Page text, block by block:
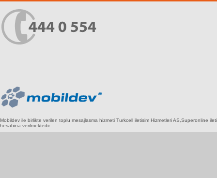
Mobildev ile birlikte verilen toplu mesajlasma hizmeti Turkcell iletisim Hizmetleri AS,Superonline
hesabina verilmektedir